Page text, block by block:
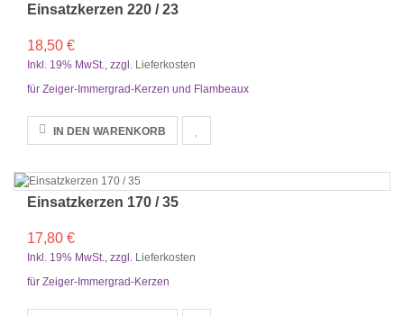
Einsatzkerzen 220 / 23
18,50 €
Inkl. 19% MwSt. zzgl. Lieferkosten
für Zeiger-Immergrad-Kerzen und Flambeaux
IN DEN WARENKORB
Einsatzkerzen 170 / 35
17,80 €
Inkl. 19% MwSt., zzgl. Lieferkosten
für Zeiger-Immergrad-Kerzen